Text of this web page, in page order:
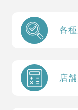
各
店